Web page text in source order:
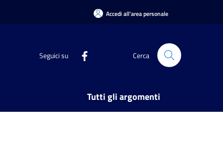
Accedi all'area personale
Seguici su Cerca
Tutti gli argomenti